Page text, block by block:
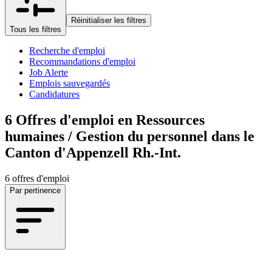
Tous les filtres
Réinitialiser les filtres
Recherche d'emploi
Recommandations d'emploi
Job Alerte
Emplois sauvegardés
Candidatures
6 Offres d'emploi en Ressources
humaines / Gestion du personnel dans le
Canton d'Appenzell Rh.-Int.
6 offres d'emploi
Par pertinence